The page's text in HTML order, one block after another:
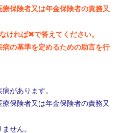
保険者又は年金保険者の責務又
ければ✖で答えてください。
病の基準を定めるための助言を行
があります。
保険者又は年金保険者の責務又
せん。